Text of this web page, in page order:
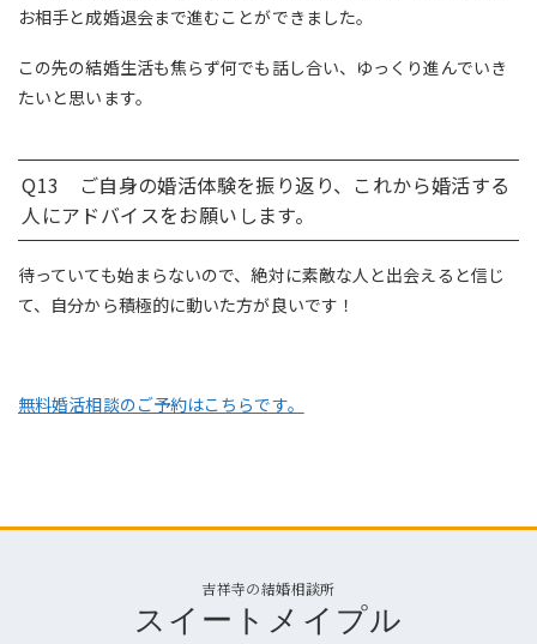
お相手と成婚退会まで進むことができました。
この先の結婚生活も焦らず何でも話し合い、ゆっくり進んでいき
たいと思います。
Q13 ご自身の婚活体験を振り返り、これから婚活する
人にアドバイスをお願いします。
待っていても始まらないので、絶対に素敵な人と出会えると信じ
て、自分から積極的に動いた方が良いです！
無料婚活相談のご予約はこちらです。
吉祥寺の結婚相談所
スイートメイプル